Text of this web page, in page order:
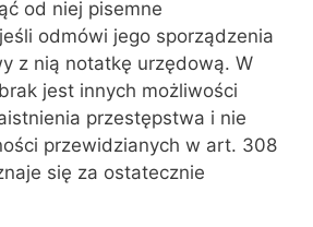
od niej pisemne
odmówi jego sporządzenia
z nią notatkę urzędową. W
jest innych możliwości
przestępstwa i nie
przewidzianych w art. 308
się za ostatecznie